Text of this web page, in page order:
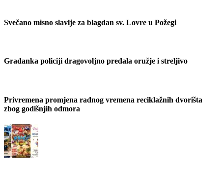
Svečano misno slavlje za blagdan sv. Lovre u Požegi
Građanka policiji dragovoljno predala oružje i streljivo
Privremena promjena radnog vremena reciklažnih dvorišta
zbog godišnjih odmora